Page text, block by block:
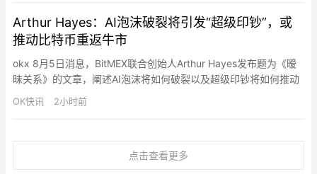
Arthur Hayes：AI泡沫破裂将引发“超级印钞”，或
推动比特币重返牛市
okx 8月5日消息，BitMEX联合创始人Arthur Hayes发布题为《暧
昧关系》的文章，阐述AI泡沫将如何破裂以及超级印钞将如何推动
市场重返牛市。Hayes认为，核心分歧在于市场如何定义AI资本支
出——是技术投资还是房地产投资。他倾向于后者，认为这数万亿
沫破裂的…
OK快讯 2小时前
点击查看更多